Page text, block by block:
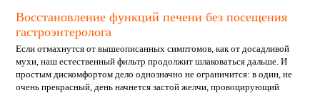
Восстановление функций печени без посещения
гастроэнтеролога
Если отмахнутся от вышеописанных симптомов, как от досадливой
мухи, наш естественный фильтр продолжит шлаковаться дальше. И
простым дискомфортом дело однозначно не ограничится: в один, не
очень прекрасный, день начнется застой желчи, провоцирующий